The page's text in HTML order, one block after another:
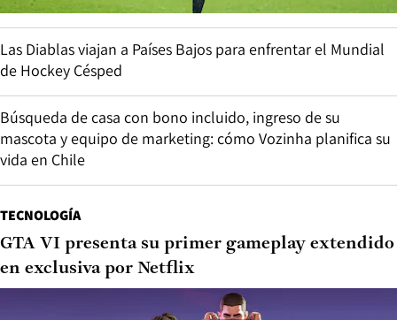
Las Diablas viajan a Países Bajos para enfrentar el Mundial
de Hockey Césped
Búsqueda de casa con bono incluido, ingreso de su
mascota y equipo de marketing: cómo Vozinha planifica su
vida en Chile
TECNOLOGÍA
GTA VI presenta su primer gameplay extendido
en exclusiva por Netflix